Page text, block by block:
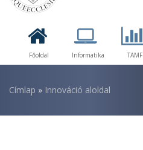
Főoldal Informatika TAMF
Morzsa
Címlap Innováció aloldal